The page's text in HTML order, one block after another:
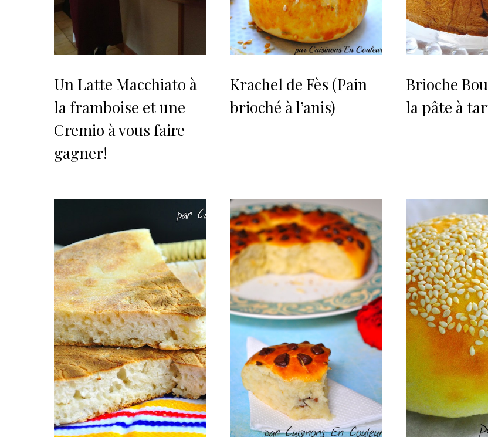
Un Latte Macchiato à
la framboise et une
Cremio à vous faire
gagner!
Krachel de Fès (Pain
brioché à l’anis)
Brioche
la pâte à